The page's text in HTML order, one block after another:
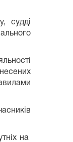
судді
на